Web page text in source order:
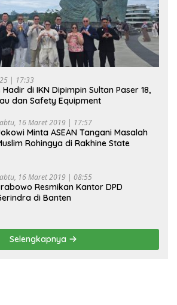
| 17:33
di IKN Dipimpin Sultan Paser 18,
dan Safety Equipment
16 Maret 2019 | 17:57
Minta ASEAN Tangani Masalah
Rohingya di Rakhine State
16 Maret 2019 | 08:55
Resmikan Kantor DPD
di Banten
Selengkapnya